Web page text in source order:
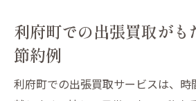
利府町での出張買取がも
節約例
利府町での出張買取サービスは、時